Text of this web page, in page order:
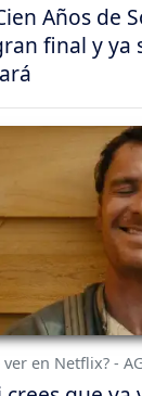
Años de
final y ya
ver en Netflix? -